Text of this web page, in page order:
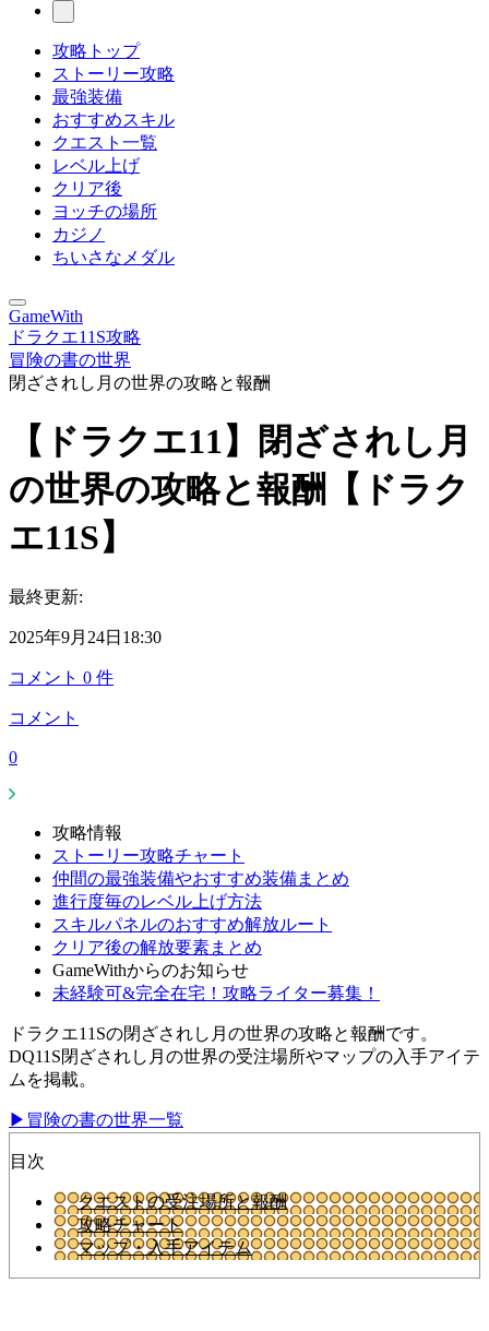
攻略トップ
ストーリー攻略
最強装備
おすすめスキル
クエスト一覧
レベル上げ
クリア後
ヨッチの場所
カジノ
ちいさなメダル
GameWith
ドラクエ11S攻略
冒険の書の世界
閉ざされし月の世界の攻略と報酬
【ドラクエ11】閉ざされし月
の世界の攻略と報酬【ドラク
エ11S】
最終更新:
2025年9月24日18:30
コメント 0 件
コメント
0
攻略情報
ストーリー攻略チャート
仲間の最強装備やおすすめ装備まとめ
進行度毎のレベル上げ方法
スキルパネルのおすすめ解放ルート
クリア後の解放要素まとめ
GameWithからのお知らせ
未経験可&完全在宅！攻略ライター募集！
ドラクエ11Sの閉ざされし月の世界の攻略と報酬です。
DQ11S閉ざされし月の世界の受注場所やマップの入手アイテ
ムを掲載。
▶冒険の書の世界一覧
目次
クエストの受注場所と報酬
攻略チャート
マップ・入手アイテム